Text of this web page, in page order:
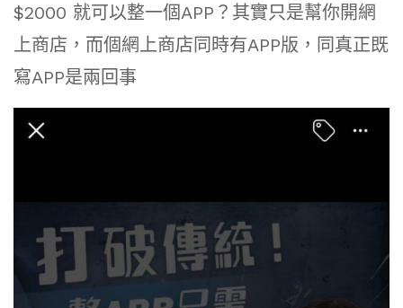
$2000 就可以整一個APP？其實只是幫你開網
上商店，而個網上商店同時有APP版，同真正既
寫APP是兩回事